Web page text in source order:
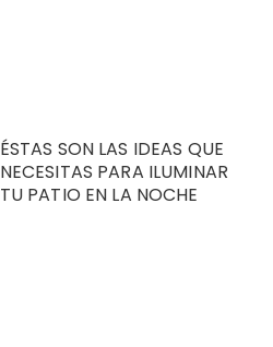
ÉSTAS SON LAS IDEAS QUE
NECESITAS PARA ILUMINAR
TU PATIO EN LA NOCHE